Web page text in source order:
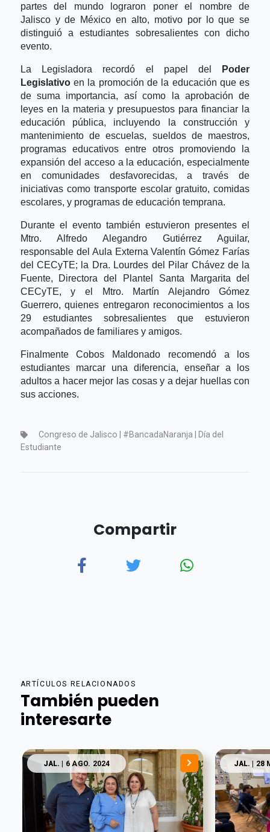
partes del mundo lograron poner el nombre de
Jalisco y de México en alto, motivo por lo que se
distinguió a estudiantes sobresalientes con dicho
evento.
La Legisladora recordó el papel del
Poder
Legislativoen la promoción de la educación que es
de suma importancia, así como la aprobación de
leyes en la materia y presupuestos para financiar la
educación pública, incluyendo la construcción y
mantenimiento de escuelas, sueldos de maestros,
programas educativos entre otros promoviendo la
expansión del acceso a la educación, especialmente
en comunidades desfavorecidas, a través de
iniciativas como transporte escolar gratuito, comidas
escolares, y programas de educación temprana.
Durante el evento también estuvieron presentes el
Mtro. Alfredo Alegandro Gutiérrez Aguilar,
responsable del Aula Externa Valentín Gómez Farías
del CECyTE; la Dra. Lourdes del Pilar Chávez de la
Fuente, Directora del Plantel Santa Margarita del
CECyTE, y el Mtro. Martín Alejandro Gómez
Guerrero, quienes entregaron reconocimientos a los
29 estudiantes sobresalientes que estuvieron
acompañados de familiares y amigos.
Finalmente Cobos Maldonado recomendó a los
estudiantes marcar una diferencia, enseñar a los
adultos a hacer mejor las cosas y a dejar huellas con
sus acciones.
Congreso de Jalisco | #BancadaNaranja | Día del
Estudiante
Compartir
ARTÍCULOS RELACIONADOS
También pueden
interesarte
JAL. | 6 AGO. 2024 JAL. | 28